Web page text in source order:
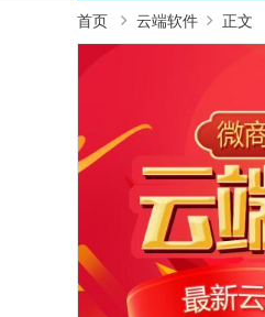
首页 云端软件 正文